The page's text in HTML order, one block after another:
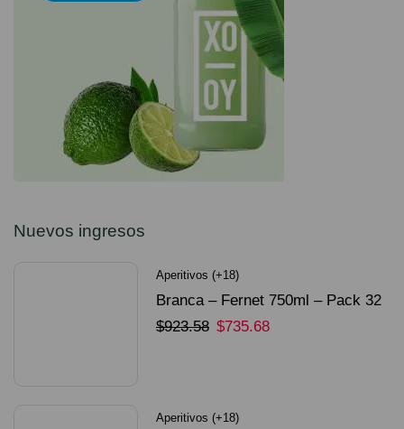
Nuevos ingresos
Aperitivos (+18)
Branca – Fernet 750ml – Pack 32
Unidades
$923.58 $735.68
Aperitivos (+18)